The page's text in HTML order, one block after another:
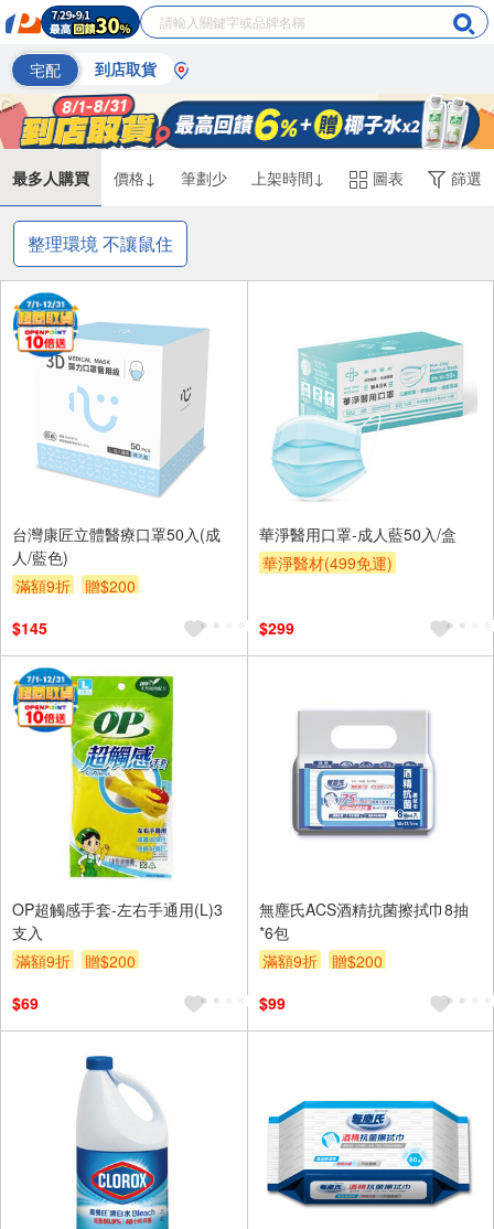
宅配 到店取貨
最多人購買 價格↓ 筆劃少 上架時間↓ 圖表 篩選
整理環境 不讓鼠住
台灣康匠立體醫療口罩50入(成
人/藍色)
滿額9折
贈$200
$145
華淨醫用口罩-成人藍50入/盒
華淨醫材(499免運)
$299
OP超觸感手套-左右手通用(L)3
支入
滿額9折
贈$200
$69
無塵氏ACS酒精抗菌擦拭巾8抽
*6包
滿額9折
贈$200
$99